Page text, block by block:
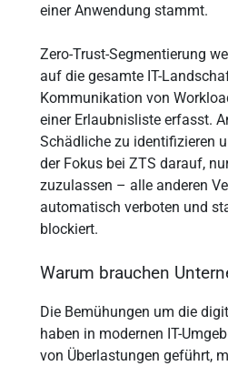
einer Anwendung stammt.
Zero-Trust-Segmentierung
auf die gesamte IT-
Kommunikation von
einer Erlaubnisliste erfasst.
Schädliche zu identifizieren
der Fokus bei ZTS darauf,
zuzulassen – alle anderen
automatisch verboten und
blockiert.
Warum brauchen
Die Bemühungen um die
haben in modernen IT-
von Überlastungen geführt,